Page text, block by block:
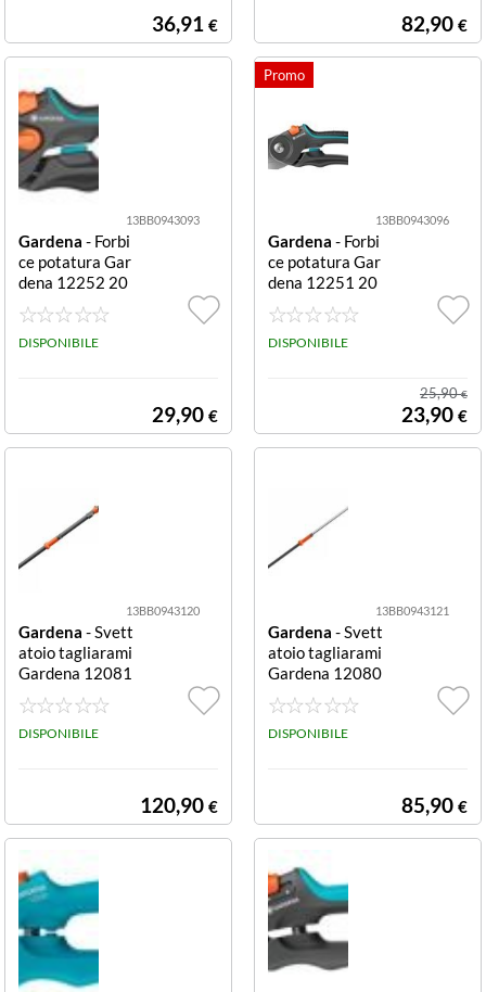
36,91 € 82,90 €
13BB0943093
Gardena - Forbi
ce potatura Gar
dena 12252 20
PREMIUMCUT
PRO FLEX Bypa
ss Bypass
DISPONIBILE
29,90 €
13BB0943096
Gardena - Forbi
ce potatura Gar
dena 12251 20
PREMIUMCUT
PRO Bypass By
pass
DISPONIBILE
25,90€
23,90 €
13BB0943120
Gardena - Svett
atoio tagliarami
Gardena 12081
20 STARCUT P
RO testa orient
abile testa orien
DISPONIBILE
120,90 €
13BB0943121
Gardena - Svett
atoio tagliarami
Gardena 12080
20 STARCUT P
RO
DISPONIBILE
85,90 €